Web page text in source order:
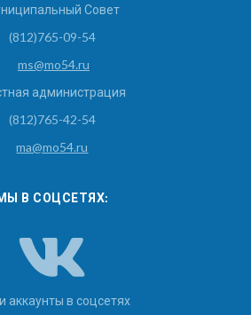
Совет
(812)765-09-54
ms@mo54.ru
администрация
(812)765-42-54
ma@mo54.ru
В СОЦСЕТЯХ:
аккаунты в соцсетях